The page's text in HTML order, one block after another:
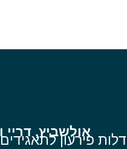
אולשביץ, דריי
פירעון